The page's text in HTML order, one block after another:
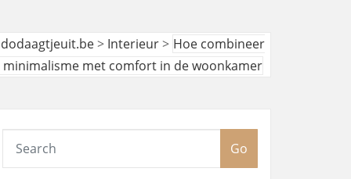
> Interieur> Hoe combineer
minimalisme met comfort in de woonkamer
Go